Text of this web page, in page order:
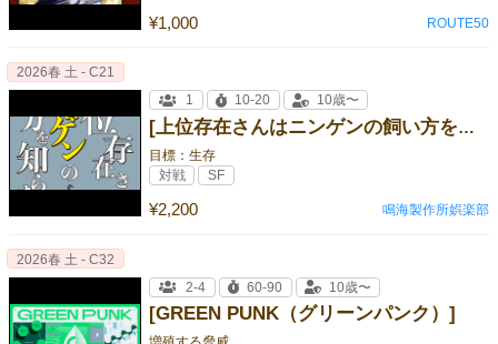
¥1,000 ROUTE50
[上位存在さんはニンゲンの飼い方を知らない。]
目標：生存
¥2,200
2026春 土 - C21
1
10-20 10歳〜
対戦 SF
鳴海製作所娯楽部
[GREEN PUNK（グリーンパンク）]
2026春 土 - C32
2-4
60-90 10歳〜